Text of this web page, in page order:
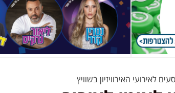
לאירועי האירוויזיון בשוויץ